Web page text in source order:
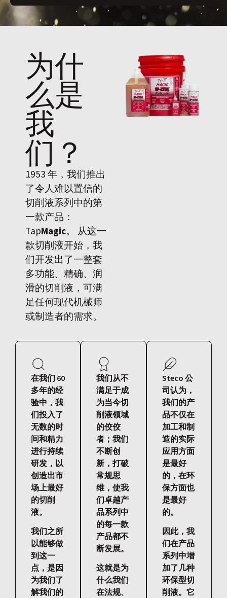
为什
么是
我
们 ？
1953 年，我们推出
了令人难以置信的
切削液系列中的第
一款产品：
TapMagic。 从这一
款切削液开始，我
们开发出了一整套
多功能、精确、润
滑的切削液，可满
足任何现代机械师
或制造者的需求。
在我们 60
多年的经
验中，我
们投入了
无数的时
间和精力
进行持续
研发，以
创造出市
场上最好
的切削
液。
我们之所
以能够做
到这一
点，是因
为我们了
解我们的
我们从不
满足于成
为当今切
削液领域
的佼佼
者；我们
不断创
新，打破
常规思
维，使我
们卓越产
品系列中
的每一款
产品都不
断发展。
这就是为
什么我们
在法规、
Steco 公
司认为，
我们的产
品不仅在
加工和制
造的实际
应用方面
是最好
的，在环
保方面也
是最好
的。
因此，我
们在产品
系列中增
加了几种
环保型切
削液。它